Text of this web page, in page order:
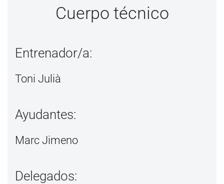
Cuerpo técnico
Entrenador/a:
Toni Julià
Ayudantes:
Marc Jimeno
Delegados: